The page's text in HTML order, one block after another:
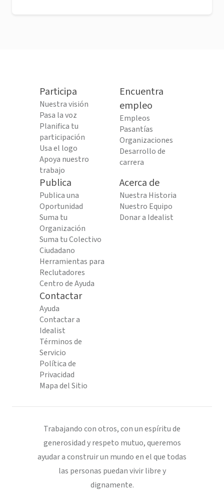
Participa
Nuestra visión
Pasa la voz
Planifica tu
participación
Usa el logo
Apoya nuestro
trabajo
Encuentra
empleo
Empleos
Pasantías
Organizaciones
Desarrollo de
carrera
Publica
Publica una
Oportunidad
Suma tu
Organización
Suma tu Colectivo
Ciudadano
Herramientas para
Reclutadores
Centro de Ayuda
Acerca de
Nuestra Historia
Nuestro Equipo
Donar a Idealist
Contactar
Ayuda
Contactar a
Idealist
Términos de
Servicio
Política de
Privacidad
Mapa del Sitio
Trabajando con otros, con un espíritu de
generosidad y respeto mutuo, queremos
ayudar a construir un mundo en el que todas
las personas puedan vivir libre y
dignamente.